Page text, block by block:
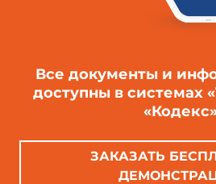
Все документы и
доступны в системах
ЗАКАЗАТЬ